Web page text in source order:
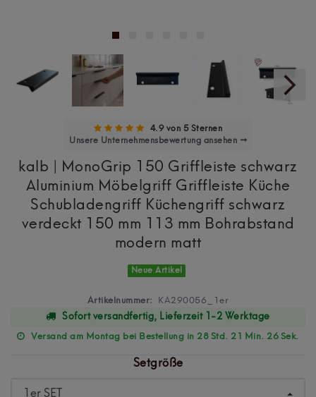
4.9 von 5 Sternen
Unsere Unternehmensbewertung ansehen →
kalb | MonoGrip 150 Griffleiste schwarz
Aluminium Möbelgriff Griffleiste Küche
Schubladengriff Küchengriff schwarz
verdeckt 150 mm 113 mm Bohrabstand
modern matt
Neue Artikel
Artikelnummer:
KA290056_1er
Sofort versandfertig, Lieferzeit 1-2 Werktage
Versand am Montag bei Bestellung in 28 Std. 21 Min. 25 Sek.
Setgröße